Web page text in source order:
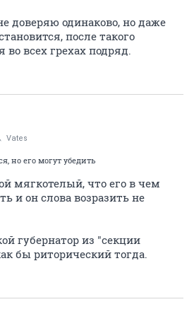
доверяю одинаково, но даже
после такого
во всех грехах подряд.
Vates
но его могут убедить
мягкотелый, что его в чем
и он слова возразить не
губернатор из "секции
бы риторический тогда.